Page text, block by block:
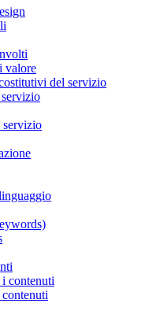
valore
del servizio
servizio
contenuti